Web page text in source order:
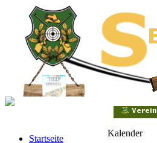
Startseite
Kalender